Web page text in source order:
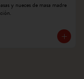
y nueces de masa madre